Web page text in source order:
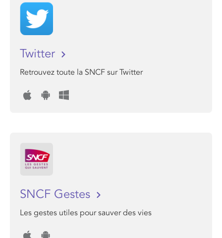
Twitter
Retrouvez toute la SNCF sur Twitter
SNCF Gestes
Les gestes utiles pour sauver des vies